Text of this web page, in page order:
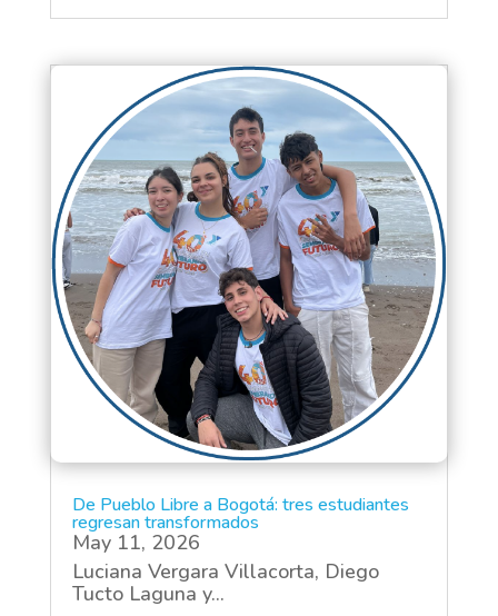
De Pueblo Libre a Bogotá: tres estudiantes
regresan transformados
May 11, 2026
Luciana Vergara Villacorta, Diego
Tucto Laguna y...